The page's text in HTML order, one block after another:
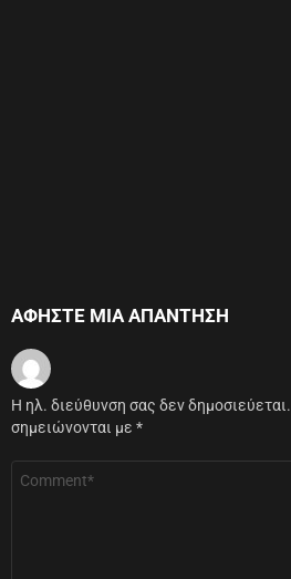
ΑΦΉΣΤΕ ΜΙΑ ΑΠΆΝΤΗΣΗ
Η ηλ. διεύθυνση σας δεν δημοσιεύεται.
σημειώνονται με *
Σχόλιο